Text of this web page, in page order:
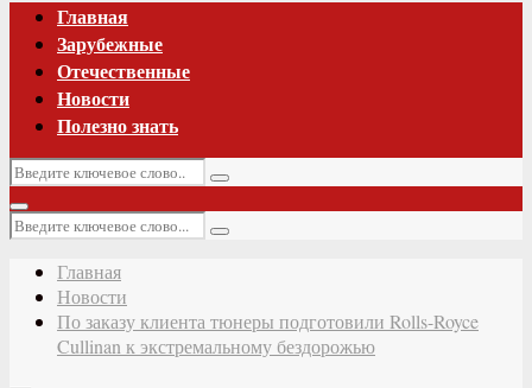
Главная
Зарубежные
Отечественные
Новости
Полезно знать
Искать:
Поиск
Основное
меню
Искать:
Поиск
Главная
Новости
По заказу клиента тюнеры подготовили Rolls-Royce
Cullinan к экстремальному бездорожью